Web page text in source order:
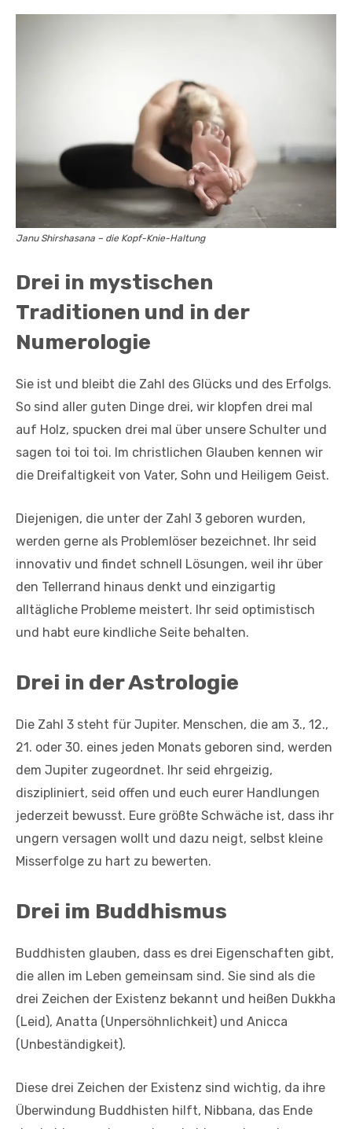
Janu Shirshasana – die Kopf-Knie-Haltung
Drei in mystischen
Traditionen und in der
Numerologie
Sie ist und bleibt die Zahl des Glücks und des Erfolgs.
So sind aller guten Dinge drei, wir klopfen drei mal
auf Holz, spucken drei mal über unsere Schulter und
sagen toi toi toi. Im christlichen Glauben kennen wir
die Dreifaltigkeit von Vater, Sohn und Heiligem Geist.
Diejenigen, die unter der Zahl 3 geboren wurden,
werden gerne als Problemlöser bezeichnet. Ihr seid
innovativ und findet schnell Lösungen, weil ihr über
den Tellerrand hinaus denkt und einzigartig
alltägliche Probleme meistert. Ihr seid optimistisch
und habt eure kindliche Seite behalten.
Drei in der Astrologie
Die Zahl 3 steht für Jupiter. Menschen, die am 3., 12.,
21. oder 30. eines jeden Monats geboren sind, werden
dem Jupiter zugeordnet. Ihr seid ehrgeizig,
diszipliniert, seid offen und euch eurer Handlungen
jederzeit bewusst. Eure größte Schwäche ist, dass ihr
ungern versagen wollt und dazu neigt, selbst kleine
Misserfolge zu hart zu bewerten.
Drei im Buddhismus
Buddhisten glauben, dass es drei Eigenschaften gibt,
die allen im Leben gemeinsam sind. Sie sind als die
drei Zeichen der Existenz bekannt und heißen Dukkha
(Leid), Anatta (Unpersöhnlichkeit) und Anicca
(Unbeständigkeit).
Diese drei Zeichen der Existenz sind wichtig, da ihre
Überwindung Buddhisten hilft, Nibbana, das Ende